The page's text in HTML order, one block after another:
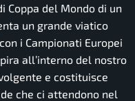
Coppa del Mondo di un
un grande viatico
i Campionati Europei
all’interno del nostro
e costituisce
che ci attendono nel